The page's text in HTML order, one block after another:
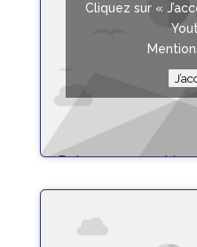
Poisson sauce
Cliquez sur «